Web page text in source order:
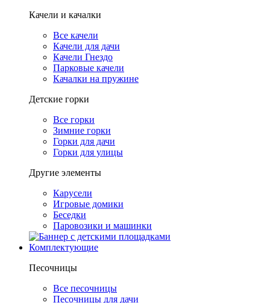
Качели и качалки
Все качели
Качели для дачи
Качели Гнездо
Парковые качели
Качалки на пружине
Детские горки
Все горки
Зимние горки
Горки для дачи
Горки для улицы
Другие элементы
Карусели
Игровые домики
Беседки
Паровозики и машинки
Комплектующие
Песочницы
Все песочницы
Песочницы для дачи